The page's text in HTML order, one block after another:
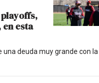
playoffs,
en esta
una deuda muy grande con la